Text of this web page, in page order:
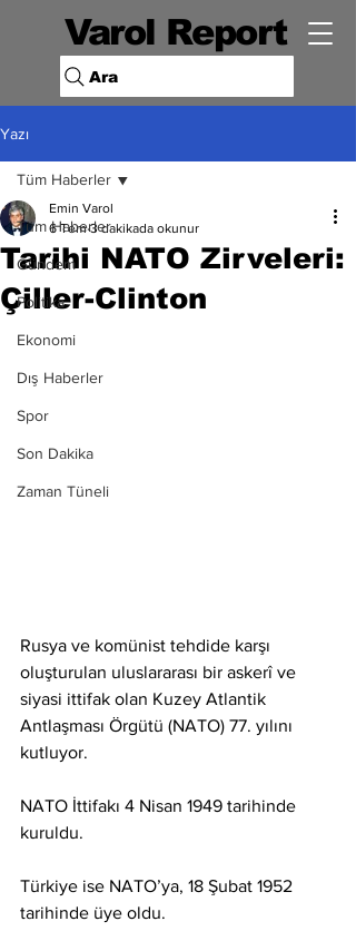
Varol Report
Ara
Yazı
Tüm Haberler
Gündem
Politika
Ekonomi
Dış Haberler
Spor
Son Dakika
Zaman Tüneli
Tüm Haberler
Tarihi NATO Zirveleri:
Çiller-Clinton
Emin Varol
6 Tem 3 dakikada okunur
Rusya ve komünist tehdide karşı
oluşturulan uluslararası bir askerî ve
siyasi ittifak olan Kuzey Atlantik
Antlaşması Örgütü (NATO) 77. yılını
kutluyor.
NATO İttifakı 4 Nisan 1949 tarihinde
kuruldu.
Türkiye ise NATO’ya, 18 Şubat 1952
tarihinde üye oldu.